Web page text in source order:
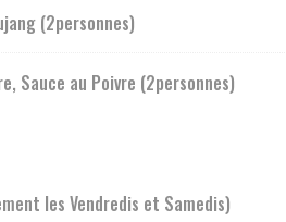
(2personnes)
Sauce au Poivre (2personnes)
les Vendredis et Samedis)